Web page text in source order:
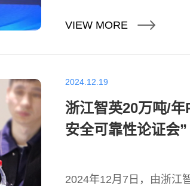
VIEW MORE
2024.12.19
浙江智英20万吨/
安全可靠性论证会”
2024年12月7日，由浙江